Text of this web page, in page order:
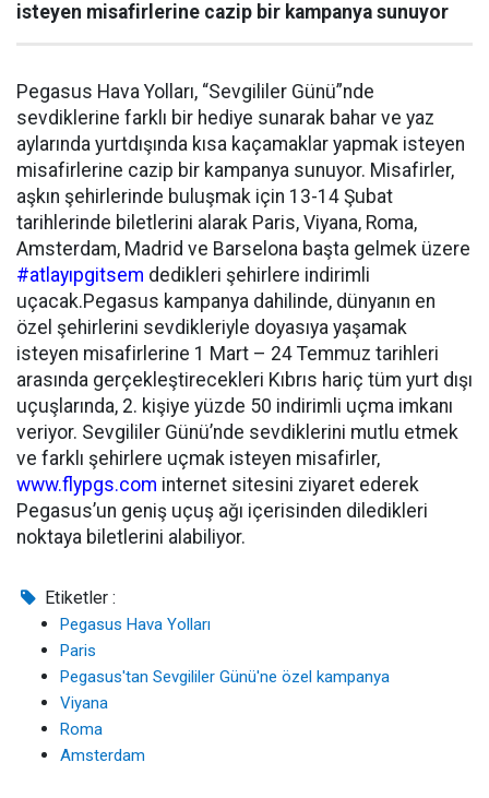
isteyen misafirlerine cazip bir kampanya sunuyor
Pegasus Hava Yolları, “Sevgililer Günü”nde
sevdiklerine farklı bir hediye sunarak bahar ve yaz
aylarında yurtdışında kısa kaçamaklar yapmak isteyen
misafirlerine cazip bir kampanya sunuyor. Misafirler,
aşkın şehirlerinde buluşmak için 13-14 Şubat
tarihlerinde biletlerini alarak Paris, Viyana, Roma,
Amsterdam, Madrid ve Barselona başta gelmek üzere
#atlayıpgitsem dedikleri şehirlere indirimli
uçacak.Pegasus kampanya dahilinde, dünyanın en
özel şehirlerini sevdikleriyle doyasıya yaşamak
isteyen misafirlerine 1 Mart – 24 Temmuz tarihleri
arasında gerçekleştirecekleri Kıbrıs hariç tüm yurt dışı
uçuşlarında, 2. kişiye yüzde 50 indirimli uçma imkanı
veriyor. Sevgililer Günü’nde sevdiklerini mutlu etmek
ve farklı şehirlere uçmak isteyen misafirler,
www.flypgs.com internet sitesini ziyaret ederek
Pegasus’un geniş uçuş ağı içerisinden diledikleri
noktaya biletlerini alabiliyor.
Etiketler :
Pegasus Hava Yolları
Paris
Pegasus'tan Sevgililer Günü'ne özel kampanya
Viyana
Roma
Amsterdam